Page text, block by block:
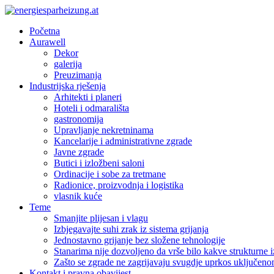
Početna
Aurawell
Dekor
galerija
Preuzimanja
Industrijska rješenja
Arhitekti i planeri
Hoteli i odmarališta
gastronomija
Upravljanje nekretninama
Kancelarije i administrativne zgrade
Javne zgrade
Butici i izložbeni saloni
Ordinacije i sobe za tretmane
Radionice, proizvodnja i logistika
vlasnik kuće
Teme
Smanjite plijesan i vlagu
Izbjegavajte suhi zrak iz sistema grijanja
Jednostavno grijanje bez složene tehnologije
Stanarima nije dozvoljeno da vrše bilo kakve strukturne
Zašto se zgrade ne zagrijavaju svugdje uprkos